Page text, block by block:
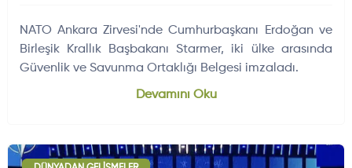
NATO Ankara Zirvesi'nde Cumhurbaşkanı Erdoğan ve
Birleşik Krallık Başbakanı Starmer, iki ülke arasında
Güvenlik ve Savunma Ortaklığı Belgesi imzaladı.
Devamını Oku
Dünyadan Gelişmeler